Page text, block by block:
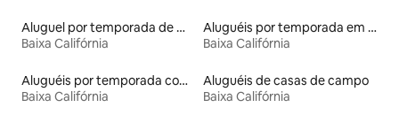
Aluguel por temporada de microcasas
Baixa Califórnia
Aluguéis por temporada em resorts
Baixa Califórnia
Aluguéis por temporada com banheira de hidromassagem
Baixa Califórnia
Aluguéis de casas de campo
Baixa Califórnia